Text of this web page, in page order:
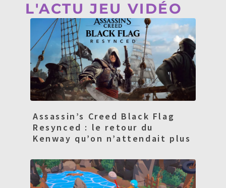
L'ACTU JEU VIDÉO
Assassin’s Creed Black Flag
Resynced : le retour du
Kenway qu’on n’attendait plus